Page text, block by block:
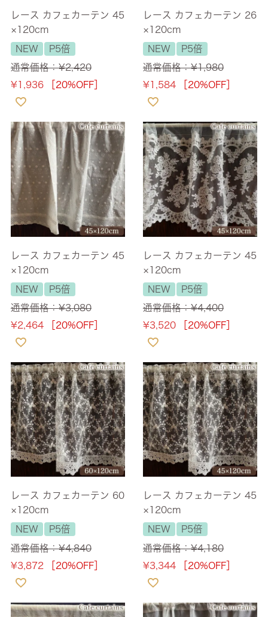
レース カフェカーテン 45
×120cm
NEW
P5倍
通常価格：¥2,420
¥1,936 ［20%OFF］
レース カフェカーテン 26
×120cm
NEW
P5倍
通常価格：¥1,980
¥1,584 ［20%OFF］
レース カフェカーテン 45
×120cm
NEW
P5倍
通常価格：¥3,080
¥2,464 ［20%OFF］
レース カフェカーテン 45
×120cm
NEW
P5倍
通常価格：¥4,400
¥3,520 ［20%OFF］
レース カフェカーテン 60
×120cm
NEW
P5倍
通常価格：¥4,840
¥3,872 ［20%OFF］
レース カフェカーテン 45
×120cm
NEW
P5倍
通常価格：¥4,180
¥3,344 ［20%OFF］